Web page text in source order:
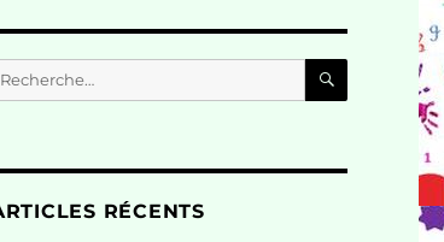
Recherche
:
RÉCENTS